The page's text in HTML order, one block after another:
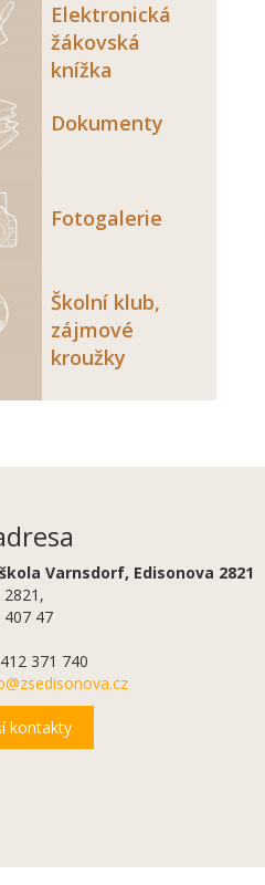
Elektronická
žákovská
knížka
Dokumenty
Fotogalerie
Školní klub,
zájmové
kroužky
Varnsdorf, Edisonova 2821
2821,
47
371 740
kontakty